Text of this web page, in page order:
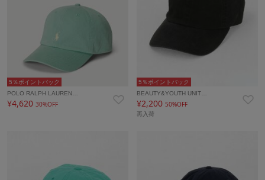
5％ポイントバック
POLO RALPH LAUREN…
¥4,620 30%OFF
5％ポイントバック
BEAUTY&YOUTH UNIT…
¥2,20050%OFF
再入荷